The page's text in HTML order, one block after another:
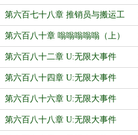
第六百七十八章 推销员与搬运工
（中）
第六百八十章 嗡嗡嗡嗡嗡（上）
第六百八十二章 U:无限大事件
（一）
第六百八十四章 U:无限大事件
（三）
第六百八十六章 U:无限大事件
（五）
第六百八十八章 U:无限大事件